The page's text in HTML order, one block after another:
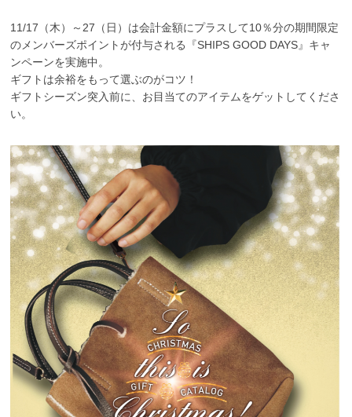
11/17（木）～27（日）は会計金額にプラスして10％分の期間限定
のメンバーズポイントが付与される『SHIPS GOOD DAYS』キャ
ンペーンを実施中。
ギフトは余裕をもって選ぶのがコツ！
ギフトシーズン突入前に、お目当てのアイテムをゲットしてくださ
い。